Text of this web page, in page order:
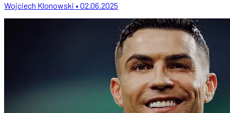
Wojciech Klonowski • 02.06.2025